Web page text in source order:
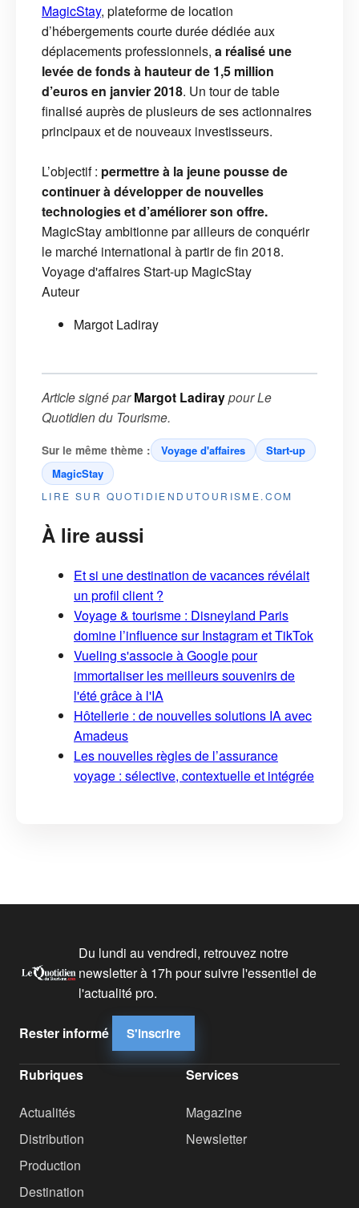
MagicStay, plateforme de location
d’hébergements courte durée dédiée aux
déplacements professionnels, a réalisé une
levée de fonds à hauteur de 1,5 million
d’euros en janvier 2018. Un tour de table
finalisé auprès de plusieurs de ses actionnaires
principaux et de nouveaux investisseurs.
L’objectif : permettre à la jeune pousse de
continuer à développer de nouvelles
technologies et d’améliorer son offre.
MagicStay ambitionne par ailleurs de conquérir
le marché international à partir de fin 2018.
Voyage d'affairesStart-up MagicStay
Auteur
Margot Ladiray
Article signé parMargot LadiraypourLe
Quotidien du Tourisme.
Sur le même thème : Voyage d'affaires
Start-up
MagicStay
LIRE SUR QUOTIDIENDUTOURISME.COM
À lire aussi
Et si une destination de vacances révélait
un profil client ?
Voyage & tourisme : Disneyland Paris
domine l’influence sur Instagram et TikTok
Vueling s'associe à Google pour
immortaliser les meilleurs souvenirs de
l'été grâce à l'IA
Hôtellerie : de nouvelles solutions IA avec
Amadeus
Les nouvelles règles de l’assurance
voyage : sélective, contextuelle et intégrée
Du lundi au vendredi, retrouvez notre
newsletter à 17h pour suivre l'essentiel de
l'actualité pro.
Rester informé S'inscrire
Rubriques
Actualités
Distribution
Production
Destination
Services
Magazine
Newsletter